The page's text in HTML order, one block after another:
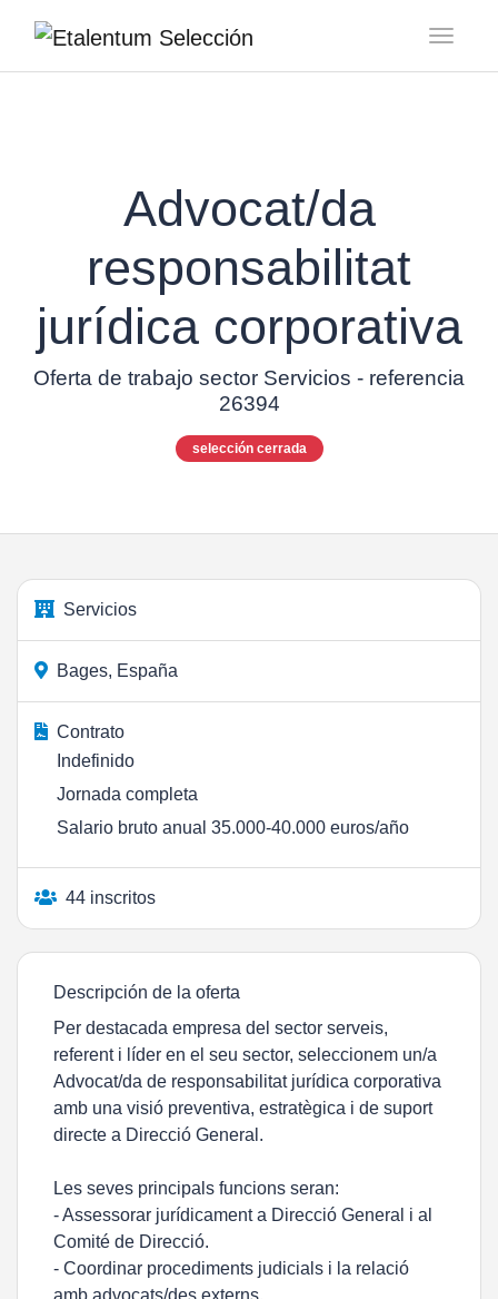
Advocat/da
responsabilitat
jurídica corporativa
Oferta de trabajo sector Servicios - referencia
26394
selección cerrada
Servicios
Bages, España
Contrato
Indefinido
Jornada completa
Salario bruto anual 35.000-40.000 euros/año
44 inscritos
Descripción de la oferta
Per destacada empresa del sector serveis,
referent i líder en el seu sector, seleccionem un/a
Advocat/da de responsabilitat jurídica corporativa
amb una visió preventiva, estratègica i de suport
directe a Direcció General.
Les seves principals funcions seran:
- Assessorar jurídicament a Direcció General i al
Comité de Direcció.
- Coordinar procediments judicials i la relació
amb advocats/des externs.